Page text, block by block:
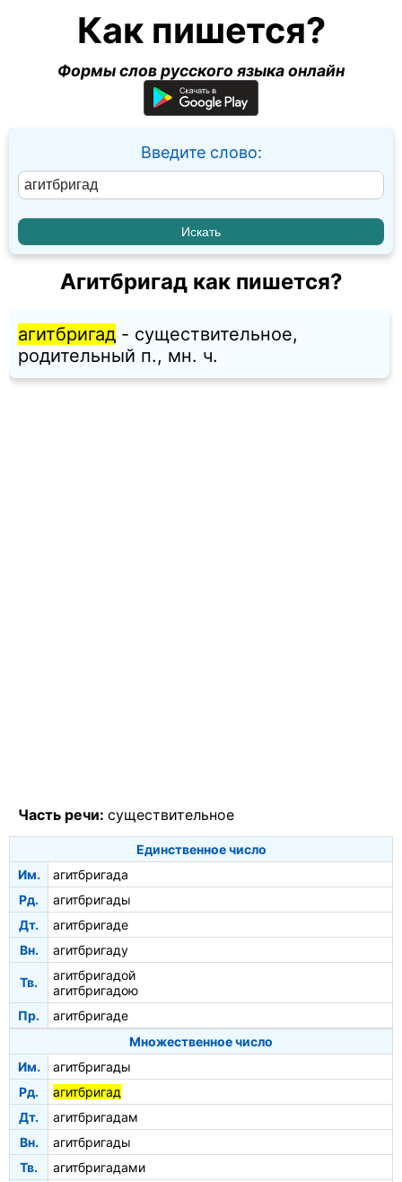
Как пишется?
Формы слов русского языка онлайн
Введите слово:
Агитбригад как пишется?
агитбригад - существительное,
родительный п., мн. ч.
Часть речи: существительное
Единственное число
Им.
агитбригада
Рд.
агитбригады
Дт.
агитбригаде
Вн.
агитбригаду
Тв.
агитбригадой
агитбригадою
Пр.
агитбригаде
Множественное число
Им.
агитбригады
Рд.
агитбригад
Дт.
агитбригадам
Вн.
агитбригады
Тв.
агитбригадами